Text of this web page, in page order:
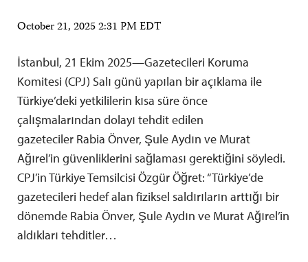
October 21, 2025 2:31 PM EDT
İstanbul, 21 Ekim 2025—Gazetecileri Koruma
Komitesi (CPJ) Salı günü yapılan bir açıklama ile
Türkiye’deki yetkililerin kısa süre önce
çalışmalarından dolayı tehdit edilen
gazeteciler Rabia Önver, Şule Aydın ve Murat
Ağırel’in güvenliklerini sağlaması gerektiğini söyledi.
CPJ’in Türkiye Temsilcisi Özgür Öğret: “Türkiye’de
gazetecileri hedef alan fiziksel saldırıların arttığı bir
dönemde Rabia Önver, Şule Aydın ve Murat Ağırel’in
aldıkları tehditler…